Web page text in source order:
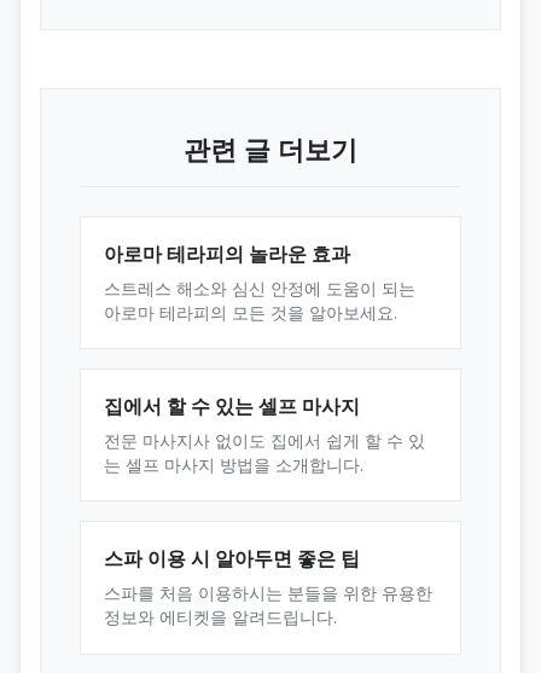
관련 글 더보기
아로마 테라피의 놀라운 효과
스트레스 해소와 심신 안정에 도움이 되는
아로마 테라피의 모든 것을 알아보세요.
집에서 할 수 있는 셀프 마사지
전문 마사지사 없이도 집에서 쉽게 할 수 있
는 셀프 마사지 방법을 소개합니다.
스파 이용 시 알아두면 좋은 팁
스파를 처음 이용하시는 분들을 위한 유용한
정보와 에티켓을 알려드립니다.